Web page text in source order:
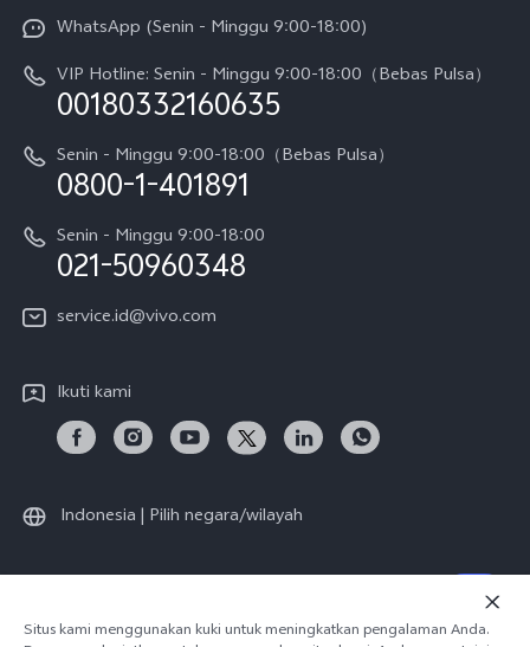
V70
V70 FE
Y05
X300 Pro
Gerai Terdekat
Funtouch OS
Pembaruan Sistem
Harga Spare Part
Otentikasi IMEI
Kebijakan Garansi vivo
Layanan Perbaikan Antar Jemput
Unduh LUT untuk Memulihkan Log
Sejarah
Berita
Pemberitahuan Hukum
Tentang Kami
Pusat Privasi vivo
WhatsApp (Senin - Minggu 9:00-18:00)
VIP Hotline: Senin - Minggu 9:00-18:00（Bebas Pulsa）
00180332160635
Senin - Minggu 9:00-18:00（Bebas Pulsa）
0800-1-401891
Senin - Minggu 9:00-18:00
021-50960348
service.id@vivo.com
Ikuti kami
Indonesia | Pilih negara/wilayah
undang-undang.
Situs kami menggunakan kuki untuk meningkatkan pengalaman Anda.